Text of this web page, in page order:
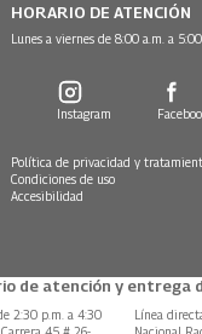
HORARIO DE ATENCIÓN
Lunes a viernes de 8:00 a.m. a 5:00
Instagram
Política de privacidad y
Condiciones de uso
Accesibilidad
de atención y entrega
2:30 p.m. a 4:30
Línea